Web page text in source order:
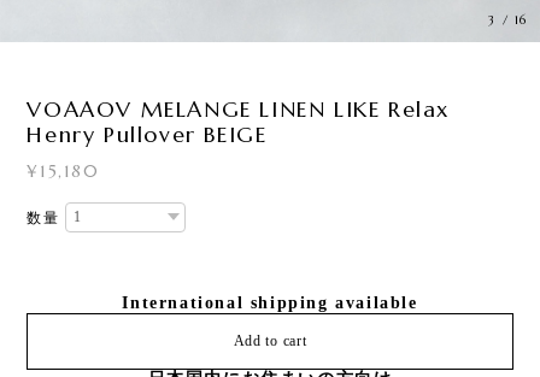
3 / 16
VOAAOV MELANGE LINEN LIKE Relax
Henry Pullover BEIGE
¥15,180
数量
International shipping available
Add to cart